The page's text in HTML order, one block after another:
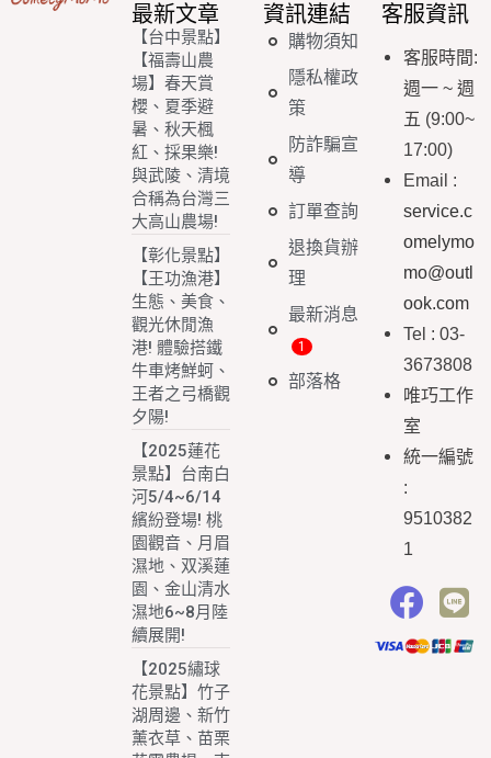
最新文章
【台中景點】
【福壽山農
場】春天賞
櫻、夏季避
暑、秋天楓
紅、採果樂!
與武陵、清境
合稱為台灣三
大高山農場!
【彰化景點】
【王功漁港】
生態、美食、
觀光休閒漁
港! 體驗搭鐵
牛車烤鮮蚵、
王者之弓橋觀
夕陽!
【2025蓮花
景點】台南白
河5/4~6/14
繽紛登場! 桃
園觀音、月眉
濕地、双溪蓮
園、金山清水
濕地6~8月陸
續展開!
【2025繡球
花景點】竹子
湖周邊、新竹
薰衣草、苗栗
資訊連結
購物須知
隱私權政
策
防詐騙宣
導
訂單查詢
退換貨辦
理
最新消息
部落格
客服資訊
客服時間:
週一 ~ 週
五 (9:00~
17:00)
Email :
service.c
omelymo
mo@outl
ook.com
Tel : 03-
3673808
唯巧工作
室
統一編號
:
9510382
1